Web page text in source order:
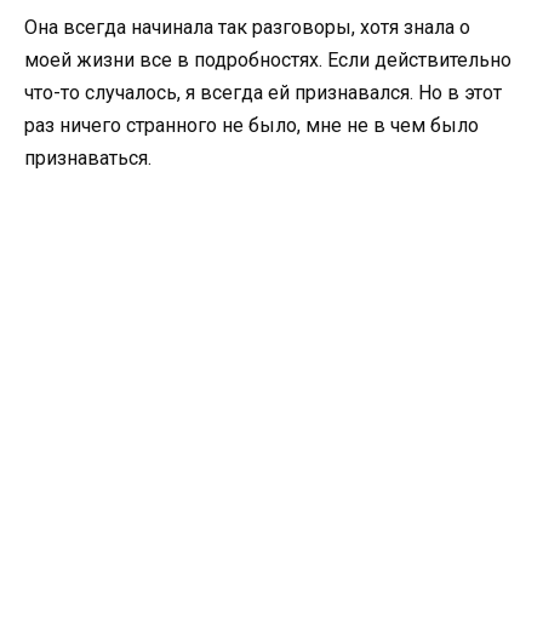
Она всегда начинала так разговоры, хотя знала о
моей жизни все в подробностях. Если действительно
что-то случалось, я всегда ей признавался. Но в этот
раз ничего странного не было, мне не в чем было
признаваться.